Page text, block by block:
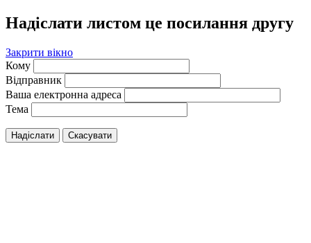
Надіслати листом це посилання другу
Закрити вікно
Кому
Відправник
Ваша електронна адреса
Тема
Надіслати Скасувати